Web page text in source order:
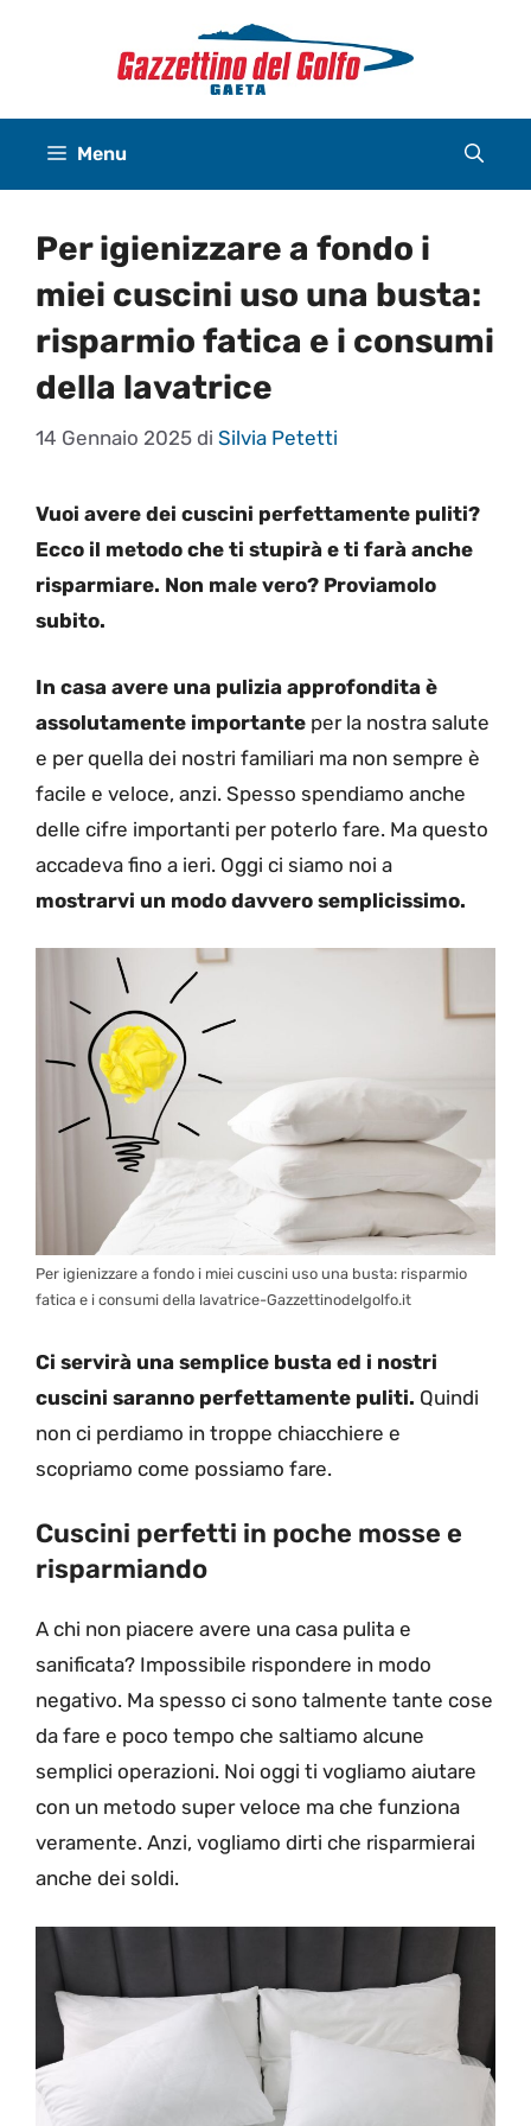
Menu
Per igienizzare a fondo i
miei cuscini uso una busta:
risparmio fatica e i consumi
della lavatrice
14 Gennaio 2025 di Silvia Petetti
Vuoi avere dei cuscini perfettamente puliti?
Ecco il metodo che ti stupirà e ti farà anche
risparmiare. Non male vero? Proviamolo
subito.
In casa avere una pulizia approfondita è
assolutamente importante per la nostra salute
e per quella dei nostri familiari ma non sempre è
facile e veloce, anzi. Spesso spendiamo anche
delle cifre importanti per poterlo fare. Ma questo
accadeva fino a ieri. Oggi ci siamo noi a
mostrarvi un modo davvero semplicissimo.
Per igienizzare a fondo i miei cuscini uso una busta: risparmio
fatica e i consumi della lavatrice-Gazzettinodelgolfo.it
Ci servirà una semplice busta ed i nostri
cuscini saranno perfettamente puliti. Quindi
non ci perdiamo in troppe chiacchiere e
scopriamo come possiamo fare.
Cuscini perfetti in poche mosse e
risparmiando
A chi non piacere avere una casa pulita e
sanificata? Impossibile rispondere in modo
negativo. Ma spesso ci sono talmente tante cose
da fare e poco tempo che saltiamo alcune
semplici operazioni. Noi oggi ti vogliamo aiutare
con un metodo super veloce ma che funziona
veramente. Anzi, vogliamo dirti che risparmierai
anche dei soldi.